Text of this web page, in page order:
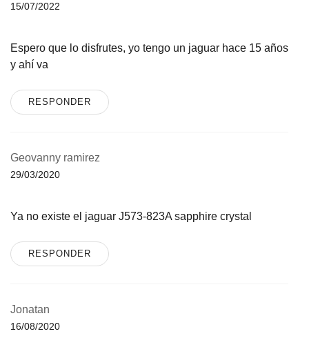
15/07/2022
Espero que lo disfrutes, yo tengo un jaguar hace 15 años
y ahí va
RESPONDER
Geovanny ramirez
29/03/2020
Ya no existe el jaguar J573-823A sapphire crystal
RESPONDER
Jonatan
16/08/2020